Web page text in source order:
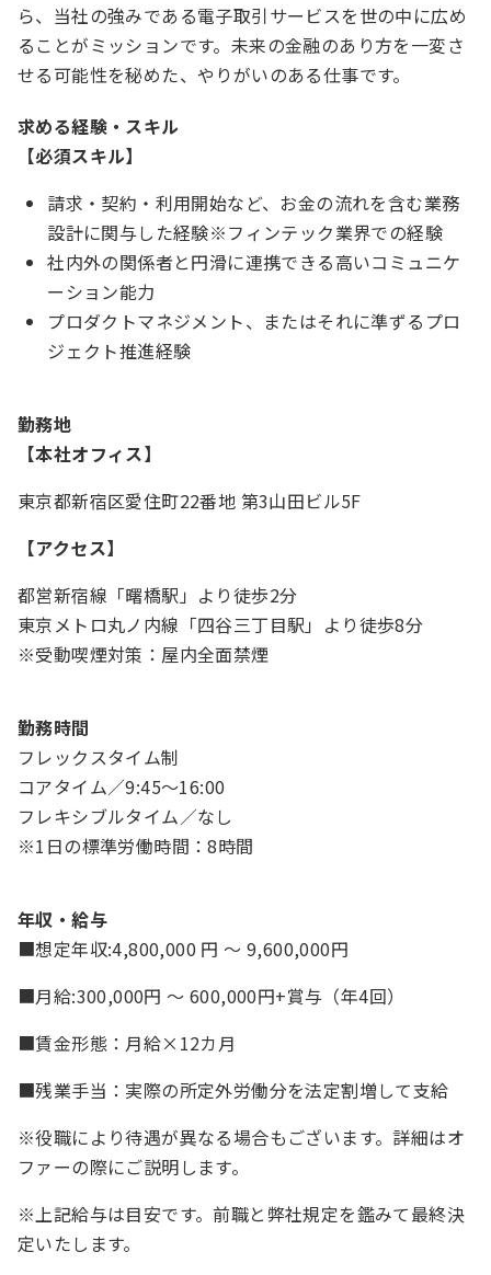
ら、当社の強みである電子取引サービスを世の中に広め
ることがミッションです。未来の金融のあり方を一変さ
せる可能性を秘めた、やりがいのある仕事です。
求める経験・スキル
【必須スキル】
請求・契約・利用開始など、お金の流れを含む業務
設計に関与した経験※フィンテック業界での経験
社内外の関係者と円滑に連携できる高いコミュニケ
ーション能力
プロダクトマネジメント、またはそれに準ずるプロ
ジェクト推進経験
勤務地
【本社オフィス】
東京都新宿区愛住町22番地 第3山田ビル5F
【アクセス】
都営新宿線「曙橋駅」より徒歩2分
東京メトロ丸ノ内線「四谷三丁目駅」より徒歩8分
※受動喫煙対策：屋内全面禁煙
勤務時間
フレックスタイム制
コアタイム／9:45～16:00
フレキシブルタイム／なし
※1日の標準労働時間：8時間
年収・給与
■想定年収:4,800,000 円 ～ 9,600,000円
■月給:300,000円 ～ 600,000円+賞与（年4回）
■賃金形態：月給×12カ月
■残業手当：実際の所定外労働分を法定割増して支給
※役職により待遇が異なる場合もございます。詳細はオ
ファーの際にご説明します。
※上記給与は目安です。前職と弊社規定を鑑みて最終決
定いたします。